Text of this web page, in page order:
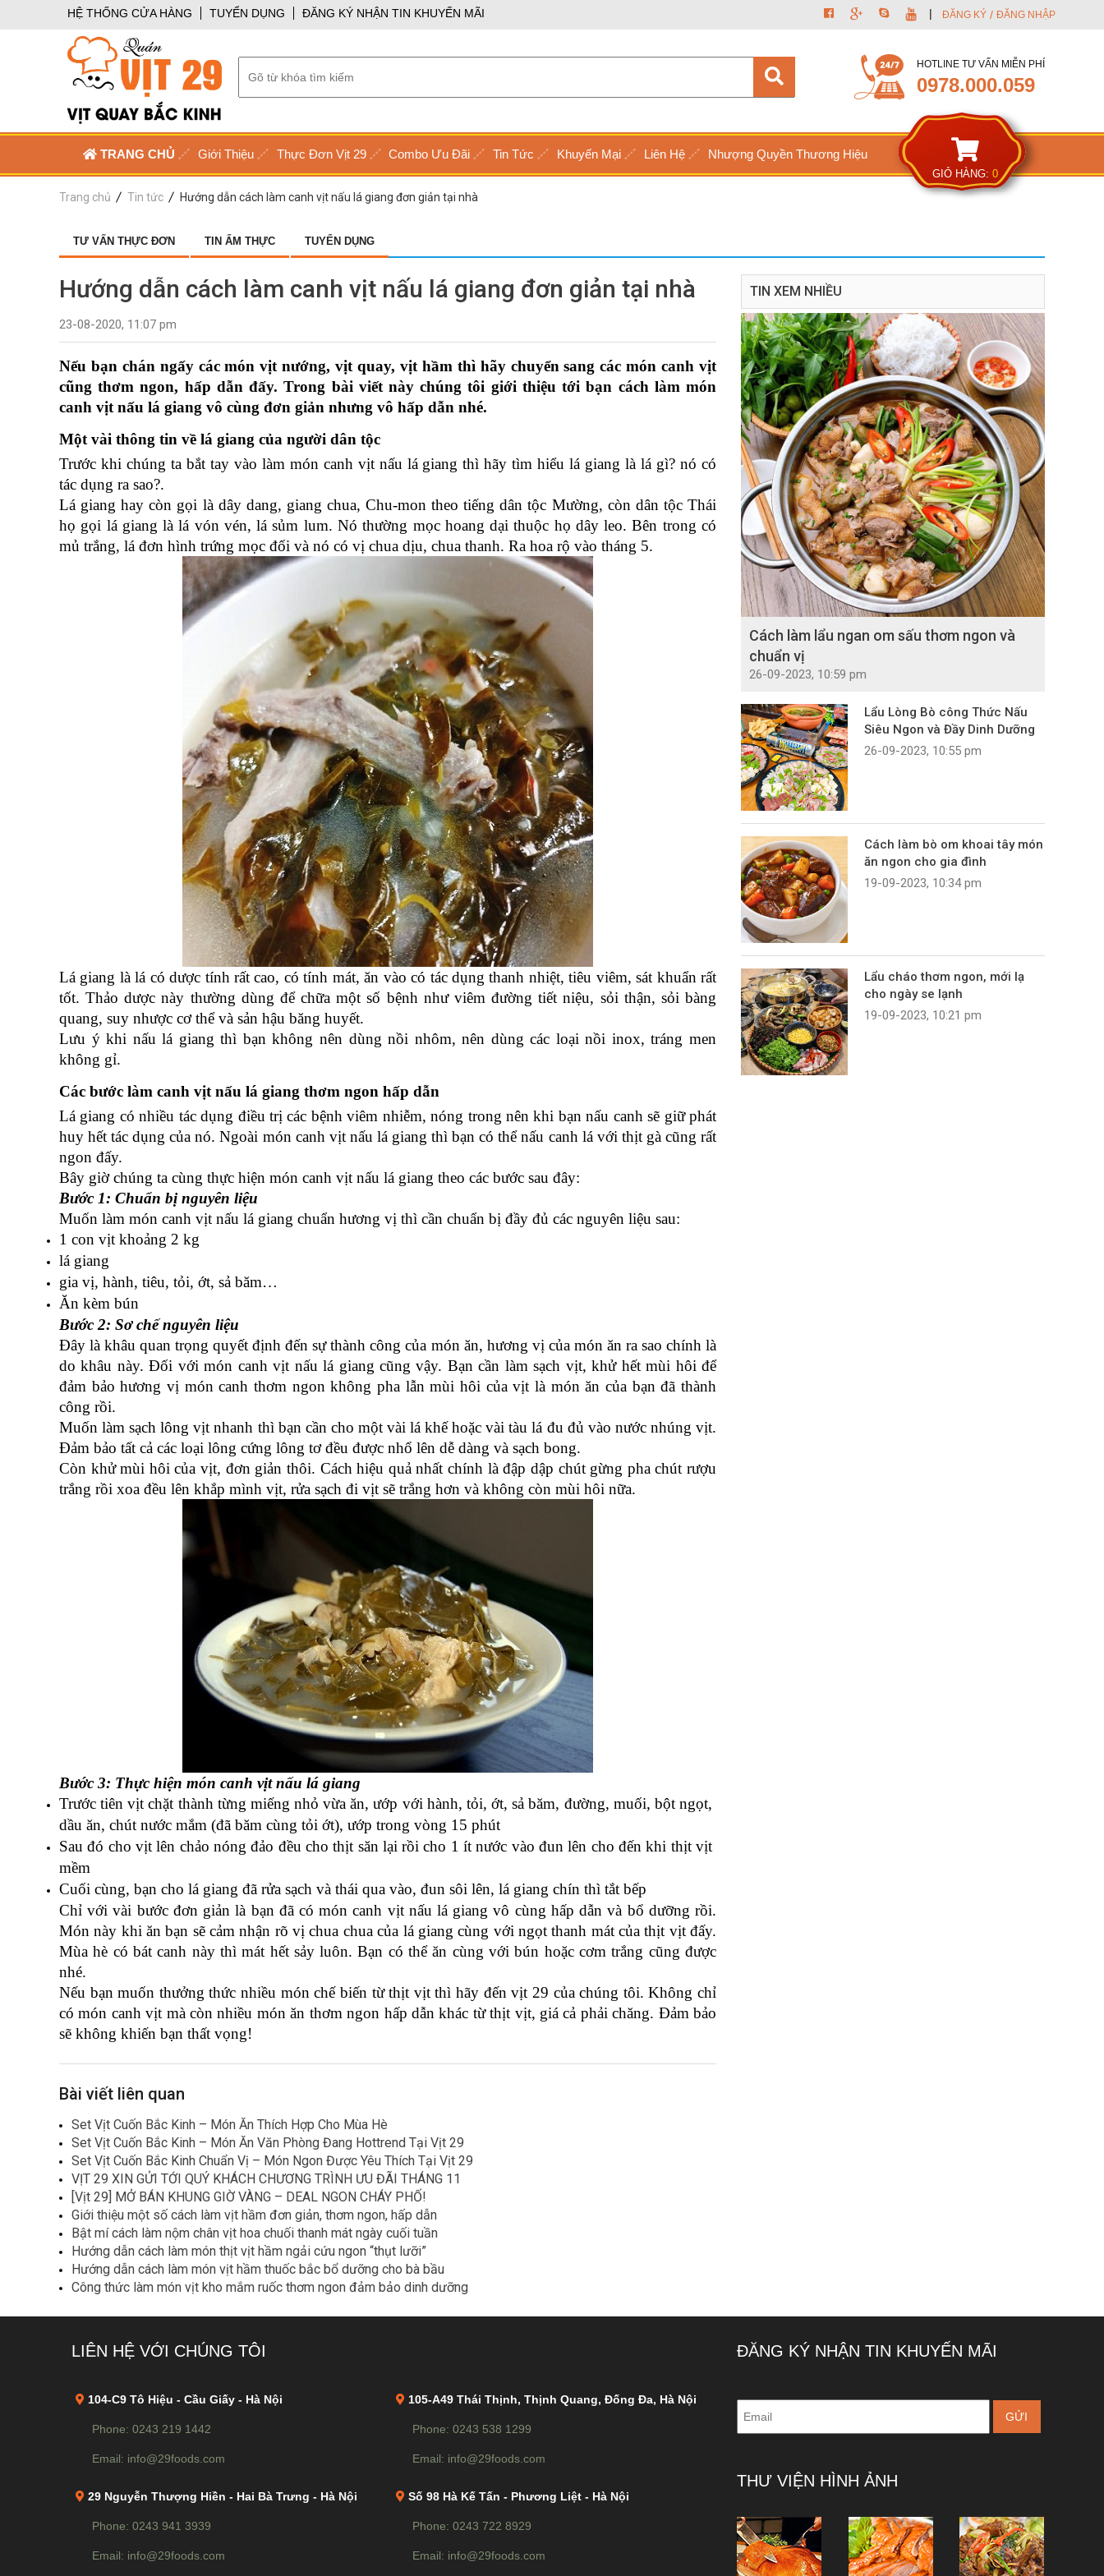
HỆ THỐNG CỬA HÀNG TUYỂN DỤNG ĐĂNG KÝ NHẬN TIN KHUYẾN MÃI | ĐĂNG KÝ / ĐĂNG NHẬP
HOTLINE TƯ VẤN MIỄN PHÍ
0978.000.059
TRANG CHỦ Giới Thiệu Thực Đơn Vịt 29 Combo Ưu Đãi Tin Tức Khuyến Mại Liên Hệ Nhượng Quyền Thương Hiệu
GIỎ HÀNG:0
Trang chủ Tin tức Hướng dẫn cách làm canh vịt nấu lá giang đơn giản tại nhà
TƯ VẤN THỰC ĐƠN TIN ẨM THỰC TUYỂN DỤNG
Hướng dẫn cách làm canh vịt nấu lá giang đơn giản tại nhà
23-08-2020, 11:07 pm
Nếu bạn chán ngấy các món vịt nướng, vịt quay, vịt hầm thì hãy chuyển sang các món canh vịt
cũng thơm ngon, hấp dẫn đấy. Trong bài viết này chúng tôi giới thiệu tới bạn cách làm món
canh vịt nấu lá giang vô cùng đơn giản nhưng vô hấp dẫn nhé.
Một vài thông tin về lá giang của người dân tộc
Trước khi chúng ta bắt tay vào làm món canh vịt nấu lá giang thì hãy tìm hiểu lá giang là lá gì? nó có
tác dụng ra sao?.
Lá giang hay còn gọi là dây dang, giang chua, Chu-mon theo tiếng dân tộc Mường, còn dân tộc Thái
họ gọi lá giang là lá vón vén, lá sủm lum. Nó thường mọc hoang dại thuộc họ dây leo. Bên trong có
mủ trắng, lá đơn hình trứng mọc đối và nó có vị chua dịu, chua thanh. Ra hoa rộ vào tháng 5.
Lá giang là lá có dược tính rất cao, có tính mát, ăn vào có tác dụng thanh nhiệt, tiêu viêm, sát khuẩn rất
tốt. Thảo dược này thường dùng để chữa một số bệnh như viêm đường tiết niệu, sỏi thận, sỏi bàng
quang, suy nhược cơ thể và sản hậu băng huyết.
Lưu ý khi nấu lá giang thì bạn không nên dùng nồi nhôm, nên dùng các loại nồi inox, tráng men
không gỉ.
Các bước làm canh vịt nấu lá giang thơm ngon hấp dẫn
Lá giang có nhiều tác dụng điều trị các bệnh viêm nhiễm, nóng trong nên khi bạn nấu canh sẽ giữ phát
huy hết tác dụng của nó. Ngoài món canh vịt nấu lá giang thì bạn có thể nấu canh lá với thịt gà cũng rất
ngon đấy.
Bây giờ chúng ta cùng thực hiện món canh vịt nấu lá giang theo các bước sau đây:
Bước 1: Chuẩn bị nguyên liệu
Muốn làm món canh vịt nấu lá giang chuẩn hương vị thì cần chuẩn bị đầy đủ các nguyên liệu sau:
1 con vịt khoảng 2 kg
lá giang
gia vị, hành, tiêu, tỏi, ớt, sả băm…
Ăn kèm bún
Bước 2: Sơ chế nguyên liệu
Đây là khâu quan trọng quyết định đến sự thành công của món ăn, hương vị của món ăn ra sao chính là
do khâu này. Đối với món canh vịt nấu lá giang cũng vậy. Bạn cần làm sạch vịt, khử hết mùi hôi để
đảm bảo hương vị món canh thơm ngon không pha lẫn mùi hôi của vịt là món ăn của bạn đã thành
công rồi.
Muốn làm sạch lông vịt nhanh thì bạn cần cho một vài lá khế hoặc vài tàu lá đu đủ vào nước nhúng vịt.
Đảm bảo tất cả các loại lông cứng lông tơ đều được nhổ lên dễ dàng và sạch bong.
Còn khử mùi hôi của vịt, đơn giản thôi. Cách hiệu quả nhất chính là đập dập chút gừng pha chút rượu
trắng rồi xoa đều lên khắp mình vịt, rửa sạch đi vịt sẽ trắng hơn và không còn mùi hôi nữa.
Bước 3: Thực hiện món canh vịt nấu lá giang
Trước tiên vịt chặt thành từng miếng nhỏ vừa ăn, ướp với hành, tỏi, ớt, sả băm, đường, muối, bột ngọt,
dầu ăn, chút nước mắm (đã băm cùng tỏi ớt), ướp trong vòng 15 phút
Sau đó cho vịt lên chảo nóng đảo đều cho thịt săn lại rồi cho 1 ít nước vào đun lên cho đến khi thịt vịt
mềm
Cuối cùng, bạn cho lá giang đã rửa sạch và thái qua vào, đun sôi lên, lá giang chín thì tắt bếp
Chỉ với vài bước đơn giản là bạn đã có món canh vịt nấu lá giang vô cùng hấp dẫn và bổ dưỡng rồi.
Món này khi ăn bạn sẽ cảm nhận rõ vị chua chua của lá giang cùng với ngọt thanh mát của thịt vịt đấy.
Mùa hè có bát canh này thì mát hết sảy luôn. Bạn có thể ăn cùng với bún hoặc cơm trắng cũng được
nhé.
Nếu bạn muốn thưởng thức nhiều món chế biến từ thịt vịt thì hãy đến vịt 29 của chúng tôi. Không chỉ
có món canh vịt mà còn nhiều món ăn thơm ngon hấp dẫn khác từ thịt vịt, giá cả phải chăng. Đảm bảo
sẽ không khiến bạn thất vọng!
Bài viết liên quan
Set Vịt Cuốn Bắc Kinh – Món Ăn Thích Hợp Cho Mùa Hè
Set Vịt Cuốn Bắc Kinh – Món Ăn Văn Phòng Đang Hottrend Tại Vịt 29
Set Vịt Cuốn Bắc Kinh Chuẩn Vị – Món Ngon Được Yêu Thích Tại Vịt 29
VỊT 29 XIN GỬI TỚI QUÝ KHÁCH CHƯƠNG TRÌNH ƯU ĐÃI THÁNG 11
[Vịt 29] MỞ BÁN KHUNG GIỜ VÀNG – DEAL NGON CHÁY PHỐ!
Giới thiệu một số cách làm vịt hầm đơn giản, thơm ngon, hấp dẫn
Bật mí cách làm nộm chân vịt hoa chuối thanh mát ngày cuối tuần
Hướng dẫn cách làm món thịt vịt hầm ngải cứu ngon “thụt lưỡi”
Hướng dẫn cách làm món vịt hầm thuốc bắc bổ dưỡng cho bà bầu
Công thức làm món vịt kho mắm ruốc thơm ngon đảm bảo dinh dưỡng
TIN XEM NHIỀU
Cách làm lẩu ngan om sấu thơm ngon và
chuẩn vị
26-09-2023, 10:59 pm
Lẩu Lòng Bò công Thức Nấu
Siêu Ngon và Đầy Dinh Dưỡng
26-09-2023, 10:55 pm
Cách làm bò om khoai tây món
ăn ngon cho gia đình
19-09-2023, 10:34 pm
Lẩu cháo thơm ngon, mới lạ
cho ngày se lạnh
19-09-2023, 10:21 pm
LIÊN HỆ VỚI CHÚNG TÔI
104-C9 Tô Hiệu - Cầu Giấy - Hà Nội
Phone: 0243 219 1442
Email: info@29foods.com
105-A49 Thái Thịnh, Thịnh Quang, Đống Đa, Hà Nội
Phone: 0243 538 1299
Email: info@29foods.com
29 Nguyễn Thượng Hiền - Hai Bà Trưng - Hà Nội
Phone: 0243 941 3939
Email: info@29foods.com
Số 98 Hà Kế Tấn - Phương Liệt - Hà Nội
Phone: 0243 722 8929
Email: info@29foods.com
ĐĂNG KÝ NHẬN TIN KHUYẾN MÃI
GỬI
THƯ VIỆN HÌNH ẢNH